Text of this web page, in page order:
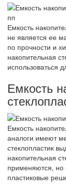
Емкость
не является ее
по прочности и
накопительная
использоваться
Емкость
Емкость
аналоги имеют
стеклопластик
накопительная
применяются, но
пластиковые